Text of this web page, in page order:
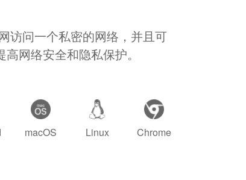
访问一个私密的网络，并且可
网络安全和隐私保护。
macOS Linux Chrome